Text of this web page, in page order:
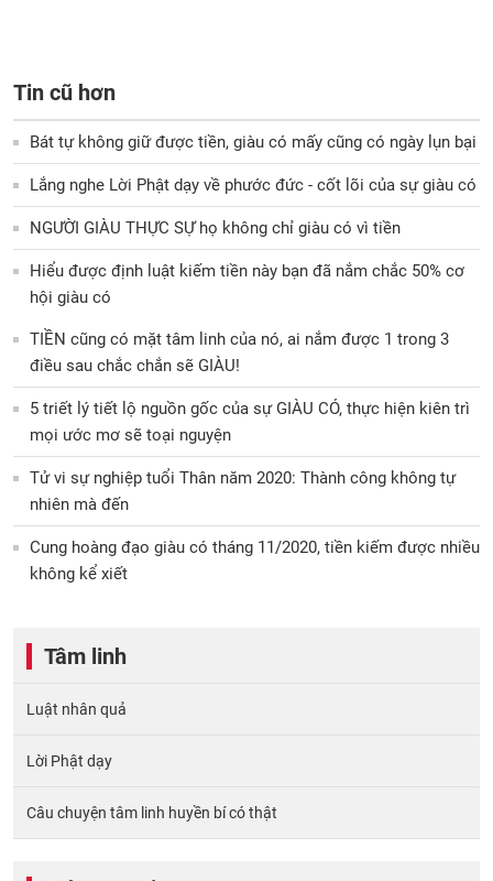
Tin cũ hơn
Bát tự không giữ được tiền, giàu có mấy cũng có ngày lụn bại
Lắng nghe Lời Phật dạy về phước đức - cốt lõi của sự giàu có
NGƯỜI GIÀU THỰC SỰ họ không chỉ giàu có vì tiền
Hiểu được định luật kiếm tiền này bạn đã nắm chắc 50% cơ
hội giàu có
TIỀN cũng có mặt tâm linh của nó, ai nắm được 1 trong 3
điều sau chắc chắn sẽ GIÀU!
5 triết lý tiết lộ nguồn gốc của sự GIÀU CÓ, thực hiện kiên trì
mọi ước mơ sẽ toại nguyện
Tử vi sự nghiệp tuổi Thân năm 2020: Thành công không tự
nhiên mà đến
Cung hoàng đạo giàu có tháng 11/2020, tiền kiếm được nhiều
không kể xiết
Tâm linh
Luật nhân quả
Lời Phật dạy
Câu chuyện tâm linh huyền bí có thật